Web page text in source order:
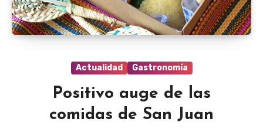
Actualidad Gastronomía
Positivo auge de las
comidas de San Juan